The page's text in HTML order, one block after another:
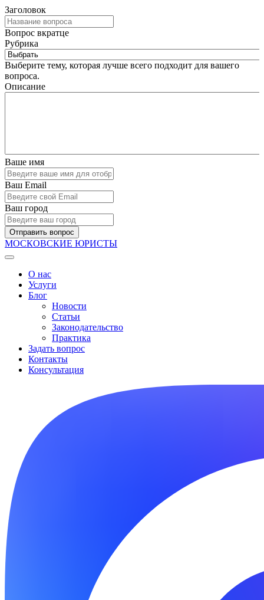
Заголовок
Вопрос вкратце
Рубрика
Выберите тему, которая лучше всего подходит для вашего
вопроса.
Описание
Ваше имя
Ваш Email
Ваш город
Отправить вопрос
МОСКОВСКИЕ ЮРИСТЫ
О нас
Услуги
Блог
Новости
Статьи
Законодательство
Практика
Задать вопрос
Контакты
Консультация